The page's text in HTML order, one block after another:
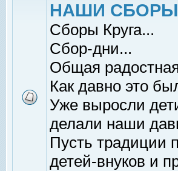
НАШИ СБОРЫ
Сборы Круга...
Сбор-дни...
Общая
Как давно это
Уже выросли
делали наши
Пусть традиции
детей-внуков и